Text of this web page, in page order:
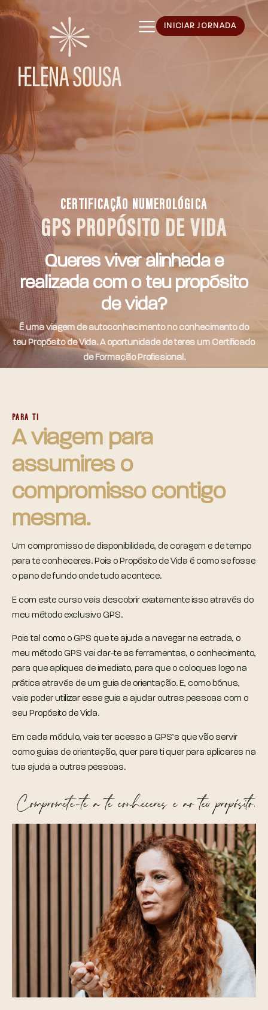
INICIAR JORNADA
CERTIFICAÇÃO NUMEROLÓGICA
GPS PROPÓSITO DE VIDA
Queres viver alinhada e
realizada com o teu propósito
de vida?
É uma viagem de autoconhecimento no conhecimento do
teu Propósito de Vida. A oportunidade de teres um Certificado
de Formação Profissional.
PARA TI
A viagem para
assumires o
compromisso contigo
mesma.
Um compromisso de disponibilidade, de coragem e de tempo
para te conheceres. Pois o Propósito de Vida é como se fosse
o pano de fundo onde tudo acontece.
E com este curso vais descobrir exatamente isso através do
meu método exclusivo GPS.
Pois tal como o GPS que te ajuda a navegar na estrada, o
meu método GPS vai dar-te as ferramentas, o conhecimento,
para que apliques de imediato, para que o coloques logo na
prática através de um guia de orientação. E, como bónus,
vais poder utilizar esse guia a ajudar outras pessoas com o
seu Propósito de Vida.
Em cada módulo, vais ter acesso a GPS’s que vão servir
como guias de orientação, quer para ti quer para aplicares na
tua ajuda a outras pessoas.
Compromete-te a te conheceres e ao teu propósito.